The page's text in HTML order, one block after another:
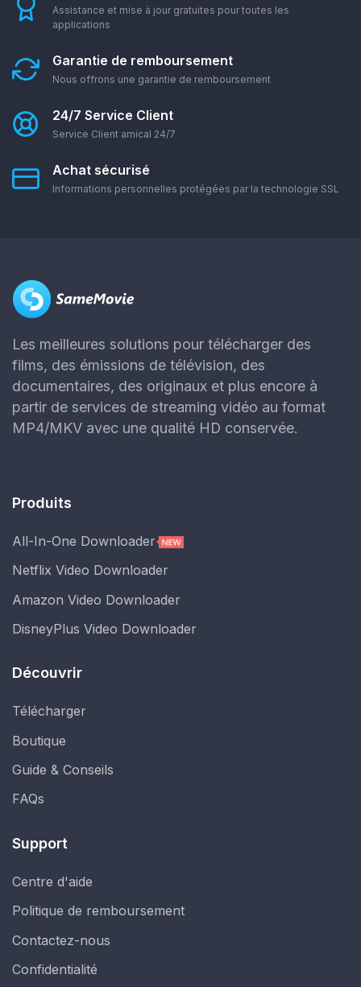
Assistance et mise à jour gratuites pour toutes les
applications
Garantie de remboursement
Nous offrons une garantie de remboursement
24/7 Service Client
Service Client amical 24/7
Achat sécurisé
Informations personnelles protégées par la technologie SSL
Les meilleures solutions pour télécharger des
films, des émissions de télévision, des
documentaires, des originaux et plus encore à
partir de services de streaming vidéo au format
MP4/MKV avec une qualité HD conservée.
Produits
All-In-One Downloader
Netflix Video Downloader
Amazon Video Downloader
DisneyPlus Video Downloader
Découvrir
Télécharger
Boutique
Guide & Conseils
FAQs
Support
Centre d'aide
Politique de remboursement
Contactez-nous
Confidentialité